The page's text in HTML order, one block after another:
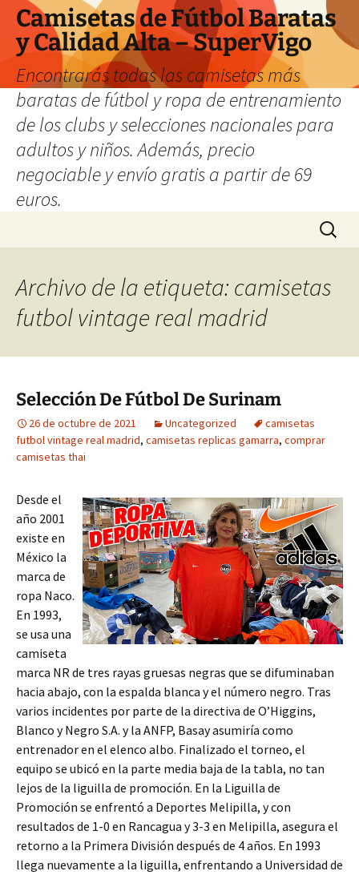
Camisetas de Fútbol Baratas
y Calidad Alta – SuperVigo
Encontrarás todas las camisetas más
baratas de fútbol y ropa de entrenamiento
de los clubs y selecciones nacionales para
adultos y niños. Además, precio
negociable y envío gratis a partir de 69
euros.
Buscar:
Archivo de la etiqueta: camisetas
futbol vintage real madrid
Selección De Fútbol De Surinam
26 de octubre de 2021 Uncategorized
camisetas
futbol vintage real madrid, camisetas replicas gamarra, comprar
camisetas thai
Desde el
año 2001
existe en
México la
marca de
ropa Naco.
En 1993,
se usa una
camiseta
marca NR de tres rayas gruesas negras que se difuminaban
hacia abajo, con la espalda blanca y el número negro. Tras
varios incidentes por parte de la directiva de O’Higgins,
Blanco y Negro S.A. y la ANFP, Basay asumiría como
entrenador en el elenco albo. Finalizado el torneo, el
equipo se ubicó en la parte media baja de la tabla, no tan
lejos de la liguilla de promoción. En la Liguilla de
Promoción se enfrentó a Deportes Melipilla, y con
resultados de 1-0 en Rancagua y 3-3 en Melipilla, asegura el
retorno a la Primera División después de 4 años. En 1993
llega nuevamente a la liguilla, enfrentando a Universidad de